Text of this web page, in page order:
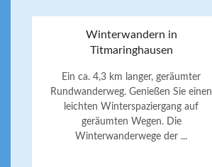
Winterwandern in
Titmaringhausen
Ein ca. 4,3 km langer, geräumter
Rundwanderweg. Genießen Sie einen
leichten Winterspaziergang auf
geräumten Wegen. Die
Winterwanderwege der ...